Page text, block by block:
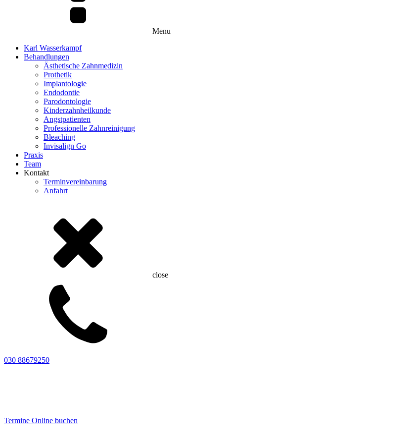
Menu
Karl Wasserkampf
Behandlungen
Ästhetische Zahnmedizin
Prothetik
Implantologie
Endodontie
Parodontologie
Kinderzahnheilkunde
Angstpatienten
Professionelle Zahnreinigung
Bleaching
Invisalign Go
Praxis
Team
Kontakt
Terminvereinbarung
Anfahrt
close
030 88679250
Termine Online buchen